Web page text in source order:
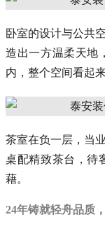
卧室的设计与公共
造出一方温柔天地
内，整个空间看起
茶室在负一层，当
桌配精致茶台，待
藉。
24年铸就轻舟品质